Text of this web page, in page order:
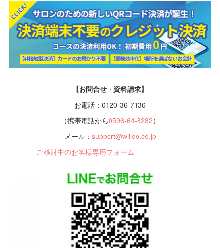
【お問合せ・資料請求】
お電話：0120-36-7136
（携帯電話から0596-64-8282）
メール： support@willdo.co.jp
ご検討中のお客様専用フォーム